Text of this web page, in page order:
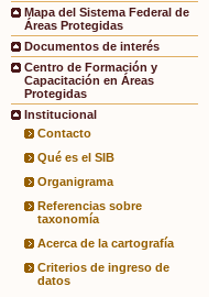
Mapa del Sistema Federal de
Áreas Protegidas
Documentos de interés
Centro de Formación y
Capacitación en Áreas
Protegidas
Institucional
Contacto
Qué es el SIB
Organigrama
Referencias sobre
taxonomía
Acerca de la cartografía
Criterios de ingreso de
datos